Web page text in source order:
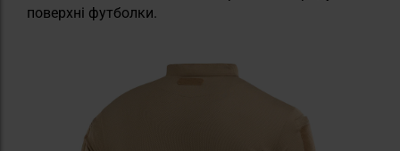
поверхні футболки.